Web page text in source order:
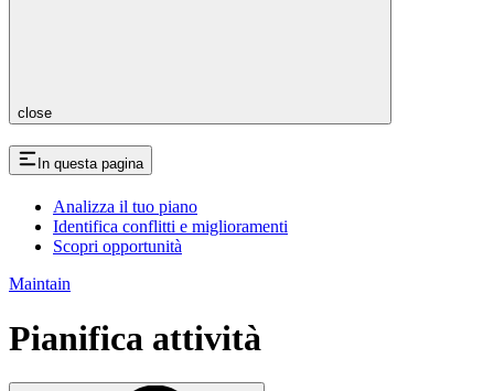
close
In questa pagina
Analizza il tuo piano
Identifica conflitti e miglioramenti
Scopri opportunità
Maintain
Pianifica attività